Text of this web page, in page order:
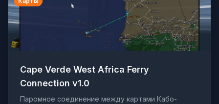
Cape Verde West Africa Ferry
Connection v1.0
Паромное соединение между картами Кабо-